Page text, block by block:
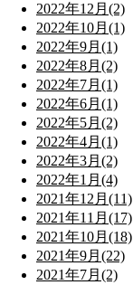
2022年12月(2)
2022年10月(1)
2022年9月(1)
2022年8月(2)
2022年7月(1)
2022年6月(1)
2022年5月(2)
2022年4月(1)
2022年3月(2)
2022年1月(4)
2021年12月(11)
2021年11月(17)
2021年10月(18)
2021年9月(22)
2021年7月(2)